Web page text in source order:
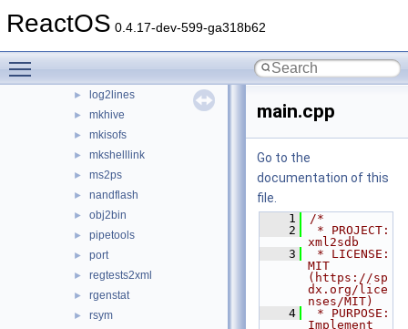
ReactOS 0.4.17-dev-599-ga318b62
► hhpcomp
► hpp
► isohybrid
► log2lines
► mkhive
► mkisofs
► mkshelllink
► ms2ps
► nandflash
► obj2bin
► pipetools
► port
► regtests2xml
► rgenstat
► rsym
main.cpp
Go to the
documentation of this
file.
    1
/*
    2
* PROJECT:
xml2sdb
    3
* LICENSE:
MIT
(https://sp
dx.org/lice
nses/MIT)
    4
* PURPOSE:
Implement